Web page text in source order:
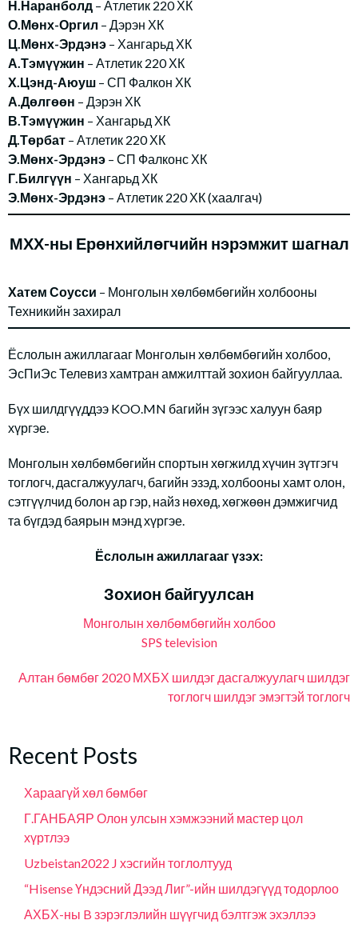
Н.Наранболд – Атлетик 220 ХК
О.Мөнх-Оргил – Дэрэн ХК
Ц.Мөнх-Эрдэнэ – Хангарьд ХК
А.Тэмүүжин – Атлетик 220 ХК
Х.Цэнд-Аюуш – СП Фалкон ХК
А.Дөлгөөн – Дэрэн ХК
В.Тэмүүжин – Хангарьд ХК
Д.Төрбат – Атлетик 220 ХК
Э.Мөнх-Эрдэнэ – СП Фалконс ХК
Г.Билгүүн – Хангарьд ХК
Э.Мөнх-Эрдэнэ – Атлетик 220 ХК (хаалгач)
МХХ-ны Ерөнхийлөгчийн нэрэмжит шагнал
Хатем Соусси – Монголын хөлбөмбөгийн холбооны
Техникийн захирал
Ёслолын ажиллагааг Монголын хөлбөмбөгийн холбоо,
ЭсПиЭс Телевиз хамтран амжилттай зохион байгууллаа.
Бүх шилдгүүддээ KOO.MN багийн зүгээс халуун баяр
хүргэе.
Монголын хөлбөмбөгийн спортын хөгжилд хүчин зүтгэгч
тоглогч, дасгалжуулагч, багийн эзэд, холбооны хамт олон,
сэтгүүлчид болон ар гэр, найз нөхөд, хөгжөөн дэмжигчид
та бүгдэд баярын мэнд хүргэе.
Ёслолын ажиллагааг үзэх:
Зохион байгуулсан
Монголын хөлбөмбөгийн холбоо
SPS television
Алтан бөмбөг 2020 МХБХ шилдэг дасгалжуулагч шилдэг
тоглогч шилдэг эмэгтэй тоглогч
Recent Posts
Хараагүй хөл бөмбөг
Г.ГАНБАЯР Олон улсын хэмжээний мастер цол
хүртлээ
Uzbeistan2022 J хэсгийн тоглолтууд
“Hisense Үндэсний Дээд Лиг”-ийн шилдэгүүд тодорлоо
АХБХ-ны B зэрэглэлийн шүүгчид бэлтгэж эхэллээ